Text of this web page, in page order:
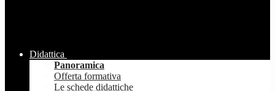
Didattica
Panoramica
Offerta formativa
Le schede didattiche